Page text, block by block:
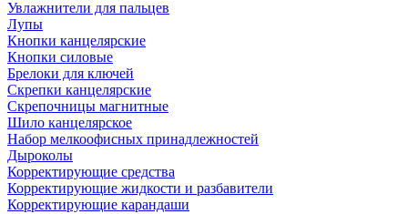
Увлажнители для пальцев
Лупы
Кнопки канцелярские
Кнопки силовые
Брелоки для ключей
Скрепки канцелярские
Скрепочницы магнитные
Шило канцелярское
Набор мелкоофисных принадлежностей
Дыроколы
Корректирующие средства
Корректирующие жидкости и разбавители
Корректирующие карандаши